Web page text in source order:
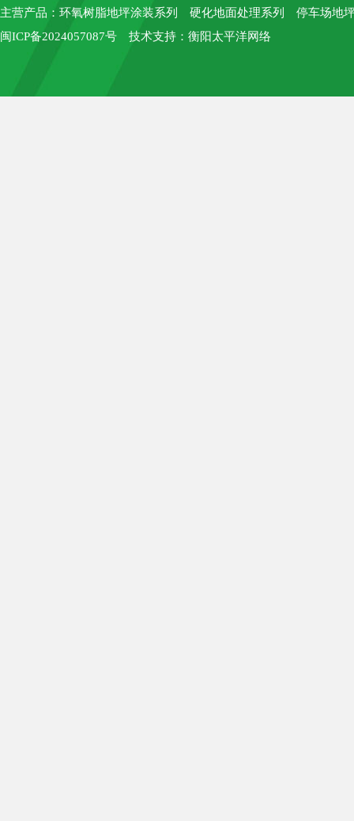
主营产品：环氧树脂地坪涂装系列 硬化地面处理系列 停车场
闽ICP备2024057087号 技术支持： 衡阳太平洋网络